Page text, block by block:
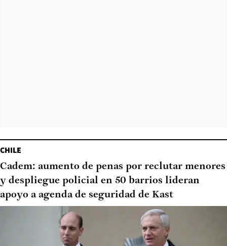
CHILE
Cadem: aumento de penas por reclutar menores
y despliegue policial en 50 barrios lideran
apoyo a agenda de seguridad de Kast